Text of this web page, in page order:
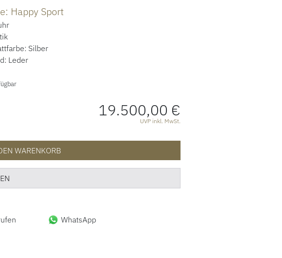
Happy Sport
Silber
Leder
19.500,00 €
UVP inkl. MwSt.
WARENKORB
WhatsApp